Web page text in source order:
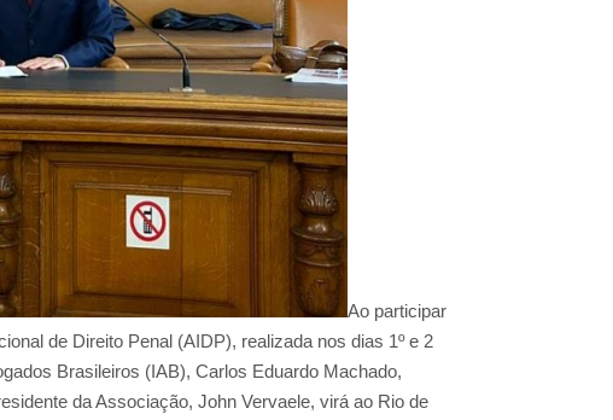
Ao participar
de Direito Penal (AIDP), realizada nos dias 1º e 2
Brasileiros (IAB), Carlos Eduardo Machado,
da Associação, John Vervaele, virá ao Rio de